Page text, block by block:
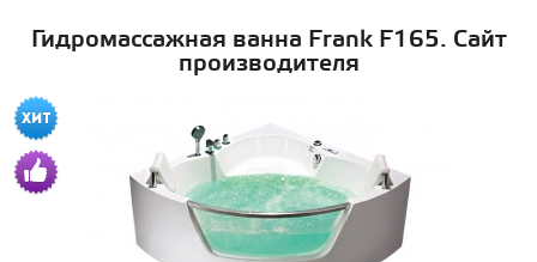
Гидромассажная ванна Frank F165. Сайт
производителя